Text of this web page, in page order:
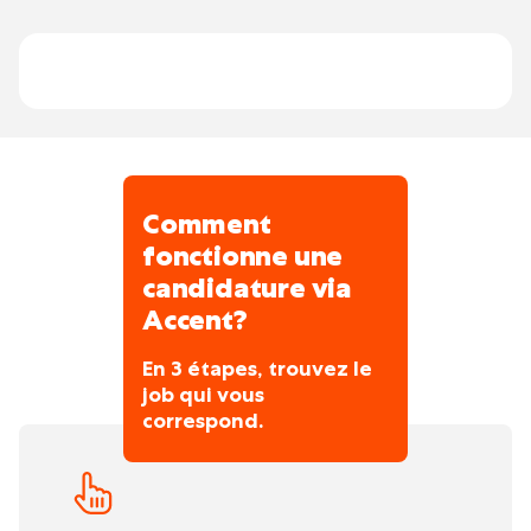
Comment
fonctionne une
candidature via
Accent?
En 3 étapes, trouvez le
job qui vous
correspond.